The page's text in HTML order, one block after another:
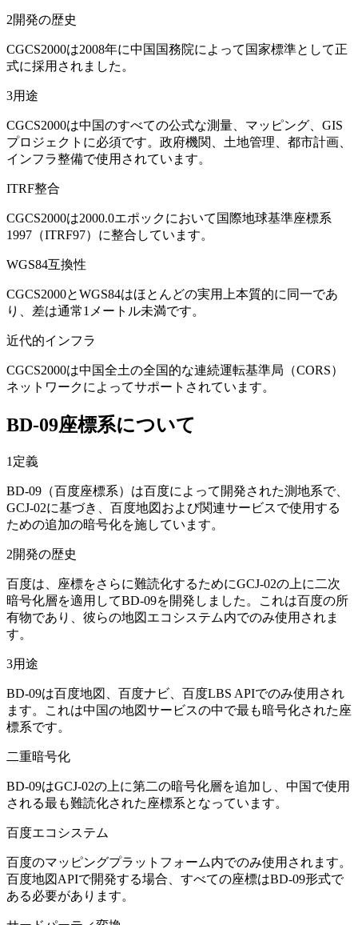
2開発の歴史
CGCS2000は2008年に中国国務院によって国家標準として正
式に採用されました。
3用途
CGCS2000は中国のすべての公式な測量、マッピング、GIS
プロジェクトに必須です。政府機関、土地管理、都市計画、
インフラ整備で使用されています。
ITRF整合
CGCS2000は2000.0エポックにおいて国際地球基準座標系
1997（ITRF97）に整合しています。
WGS84互換性
CGCS2000とWGS84はほとんどの実用上本質的に同一であ
り、差は通常1メートル未満です。
近代的インフラ
CGCS2000は中国全土の全国的な連続運転基準局（CORS）
ネットワークによってサポートされています。
BD-09座標系について
1 定義
BD-09（百度座標系）は百度によって開発された測地系で、
GCJ-02に基づき、百度地図および関連サービスで使用する
ための追加の暗号化を施しています。
2開発の歴史
百度は、座標をさらに難読化するためにGCJ-02の上に二次
暗号化層を適用してBD-09を開発しました。これは百度の所
有物であり、彼らの地図エコシステム内でのみ使用されま
す。
3用途
BD-09は百度地図、百度ナビ、百度LBS APIでのみ使用され
ます。これは中国の地図サービスの中で最も暗号化された座
標系です。
二重暗号化
BD-09はGCJ-02の上に第二の暗号化層を追加し、中国で使用
される最も難読化された座標系となっています。
百度エコシステム
百度のマッピングプラットフォーム内でのみ使用されます。
百度地図APIで開発する場合、すべての座標はBD-09形式で
ある必要があります。